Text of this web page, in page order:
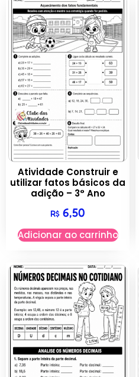
Atividade Construir e
utilizar fatos básicos da
adição – 3° Ano
R$ 6,50
Adicionar ao carrinho